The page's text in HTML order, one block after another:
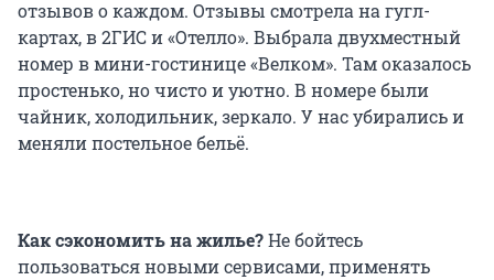
отзывов о каждом. Отзывы смотрела на гугл-
картах, в 2ГИС и «Отелло». Выбрала двухместный
номер в мини-гостинице «Велком». Там оказалось
простенько, но чисто и уютно. В номере были
чайник, холодильник, зеркало. У нас убирались и
меняли постельное бельё.
Как сэкономить на жилье?Не бойтесь
пользоваться новыми сервисами, применять